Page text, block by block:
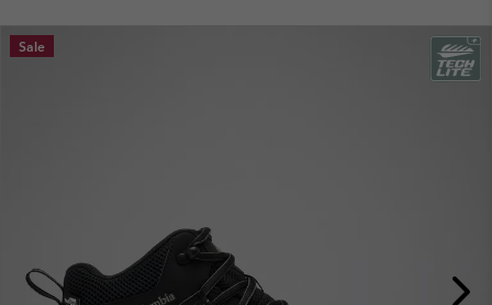
MAIN
NAV
Sale